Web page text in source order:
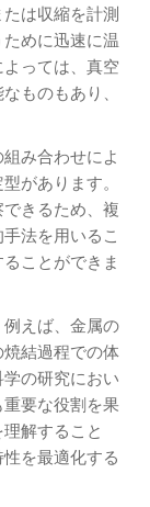
は収縮を計測
めに迅速に温
っては、真空
ものもあり、
み合わせによ
があります。
きるため、複
法を用いるこ
ことができま
えば、金属の
結過程での体
の研究におい
要な役割を果
解すること
を最適化する